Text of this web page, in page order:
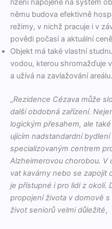
řízení napo­jené na sys­tém
němu budo­va efek­tivně
režimy, v nichž pracu­je i v
pově­di počasí a aktuál­ní
Objekt má také vlast­ní
vodou, kter­ou shro­mažďu­je
a užívá na zavlažování areálu.
„Rezi­dence Céza­va může
další obdob­ná zařízení.
log­ick­ým pře­sa­hem, ale
u­jícím nad­stan­dard­ní
spe­cial­i­zo­vaným cen­trem
Alzheimerovou chorobou.
vat kavárny nebo se zapo­jit
je přís­tup­né i pro lidi z okolí.
propo­jení živ­ota v domově
živ­ot seniorů vel­mi důležité,